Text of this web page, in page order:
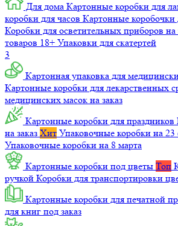
Для дома Картонные коробки для
коробки для часов Картонные коробочки
Коробки для осветительных приборов на
товаров 18+ Упаковки для скатертей
3
Картонная упаковка для
Картонные коробки для лекарственных
медицинских масок на заказ
Картонные коробки для праздников
на заказ Хит Упаковочные коробки на 23
Упаковочные коробки на 8 марта
Картонные коробки под цветы Топ
ручкой Коробки для транспортировки
Картонные коробки для печатной
для книг под заказ